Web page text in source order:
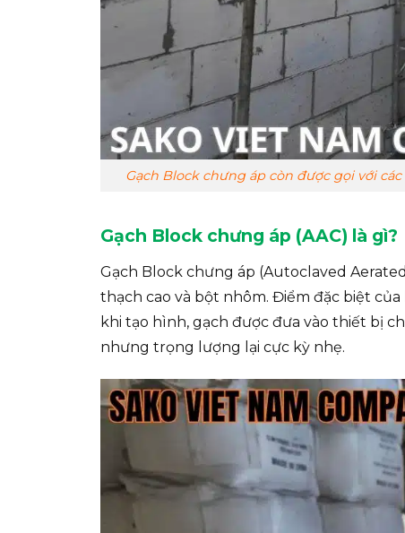
Gạch Block chưng áp còn được gọi với
Gạch Block chưng áp (AAC) là gì?
Gạch Block chưng áp (Autoclaved
thạch cao và bột nhôm. Điểm đặc biệt
khi tạo hình, gạch được đưa vào thiết bị
nhưng trọng lượng lại cực kỳ nhẹ.